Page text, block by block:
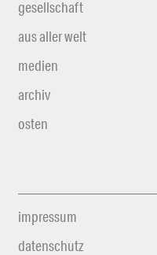
gesellschaft
aus aller welt
medien
archiv
osten
impressum
datenschutz